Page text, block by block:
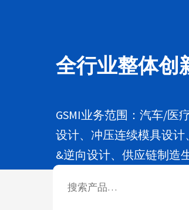
全行业整体创
GSMI业务范围：汽车/医
设计、冲压连续模具设
&逆向设计、供应链制造